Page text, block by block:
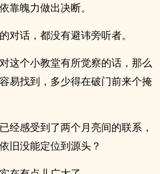
靠魄力做出决断。
对话，都没有避讳旁听者。
这个小教堂有所觉察的话，那么
易找到，多少得在破门前来个掩
经感受到了两个月亮间的联系，
旧没能定位到源头？